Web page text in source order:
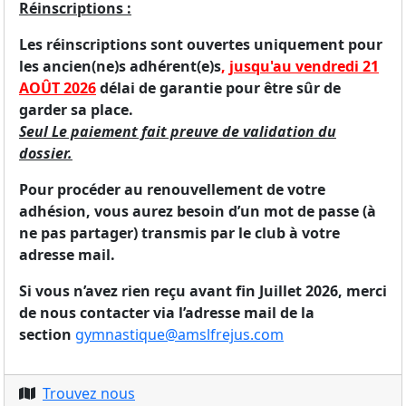
Réinscriptions :
Les réinscriptions sont ouvertes uniquement pour
les ancien(ne)s adhérent(e)s, jusqu'au vendredi 21
AOÛT 2026délai de garantie pour être sûr de
garder sa place.
Seul Le paiement fait preuve de validation du
dossier.
Pour procéder au renouvellement de votre
adhésion, vous aurez besoin d’un mot de passe (à
ne pas partager) transmis par le club à votre
adresse mail.
Si vous n’avez rien reçu avant fin Juillet 2026, merci
de nous contacter via l’adresse mail de la
section gymnastique@amslfrejus.com
Trouvez nous